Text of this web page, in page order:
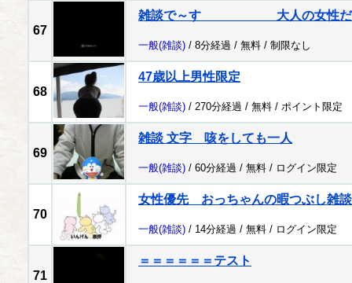
67
雑談で～す 大人の女性だけ
一般(雑談) / 8分経過 / 無料 / 制限なし
68
47歳以上男性限定
一般(雑談) / 270分経過 / 無料 / ポイント限定
69
雑談 文字 咳をしても一人
一般(雑談) / 60分経過 / 無料 / ログイン限定
70
女性優先 おっちゃんの暇つぶし雑
一般(雑談) / 14分経過 / 無料 / ログイン限定
71
＝＝＝＝＝＝テスト